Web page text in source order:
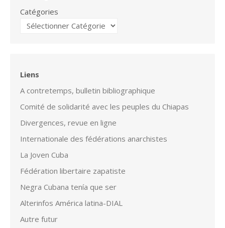
Catégories
Liens
A contretemps, bulletin bibliographique
Comité de solidarité avec les peuples du Chiapas
Divergences, revue en ligne
Internationale des fédérations anarchistes
La Joven Cuba
Fédération libertaire zapatiste
Negra Cubana tenía que ser
Alterinfos América latina-DIAL
Autre futur